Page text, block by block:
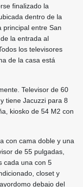
finalizado la
dentro de la
principal entre San
la entrada al
los televisores
de la casa está
Televisor de 60
tiene Jacuzzi para 8
kiosko de 54 M2 con
con cama doble y una
de 55 pulgadas,
cada una con 5
closet y
debajo del